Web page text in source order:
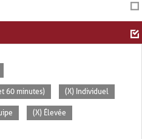
60 minutes) (X) Individuel
(X) Élevée